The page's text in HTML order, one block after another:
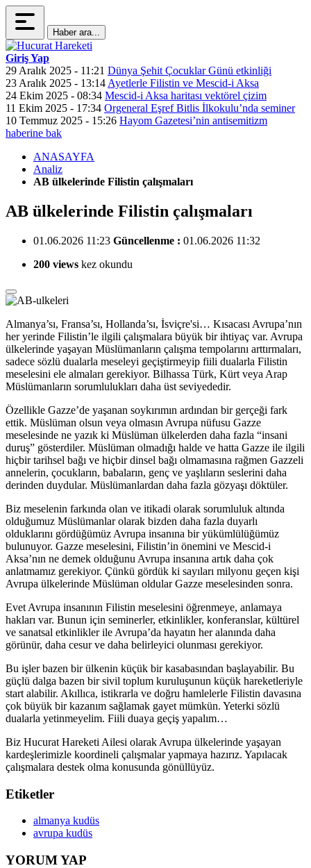
Haber ara...
Giriş Yap
29 Aralık 2025 - 11:21 Dünya Şehit Çocuklar Günü etkinliği
23 Aralık 2025 - 13:14 Ayetlerle Filistin ve Mescid-i Aksa
24 Ekim 2025 - 08:34 Mescid-i Aksa haritası vektörel çizim
11 Ekim 2025 - 17:34 Orgeneral Eşref Bitlis İlkokulu’nda seminer
10 Temmuz 2025 - 15:26 Hayom Gazetesi’nin antisemitizm
haberine bak
ANASAYFA
Analiz
AB ülkelerinde Filistin çalışmaları
AB ülkelerinde Filistin çalışmaları
01.06.2026 11:23 Güncellenme : 01.06.2026 11:32
200 views kez okundu
Almanya’sı, Fransa’sı, Hollanda’sı, İsviçre'si… Kısacası Avrupa’nın
her yerinde Filistin’le ilgili çalışmalara büyük bir ihtiyaç var. Avrupa
ülkelerinde yaşayan Müslümanların çalışma tempolarını arttırmaları,
sadece sözlü dualarla meseleyi geçiştirmeyip fiili dualarla Filistin
meselesini ele almaları gerekiyor. Bilhassa Türk, Kürt veya Arap
Müslümanların sorumlulukları daha üst seviyededir.
Özellikle Gazze’de yaşanan soykırımın ardından bir gerçeği fark
ettik. Müslüman olsun veya olmasın Avrupa nüfusu Gazze
meselesinde ne yazık ki Müslüman ülkelerden daha fazla “insani
duruş” gösterdiler. Müslüman olmadığı halde ve hatta Gazze ile ilgili
hiçbir tarihsel bağı ve hiçbir dinsel bağı olmamasına rağmen Gazzeli
annelerin, çocukların, babaların, genç ve yaşlıların seslerini daha
derinden duydular. Müslümanlardan daha fazla gözyaşı döktüler.
Biz meselenin farkında olan ve itikadi olarak sorumluluk altında
olduğumuz Müslümanlar olarak bizden daha fazla duyarlı
olduklarını gördüğümüz Avrupa insanına bir yükümlülüğümüz
bulunuyor. Gazze meselesini, Filistin’in önemini ve Mescid-i
Aksa’nın ne demek olduğunu Avrupa insanına artık daha çok
anlatmamız gerekiyor. Çünkü gördük ki sayıları milyonu geçen kişi
Avrupa ülkelerinde Müslüman oldular Gazze meselesinden sonra.
Evet Avrupa insanının Filistin meselesini öğrenmeye, anlamaya
hakları var. Bunun için seminerler, etkinlikler, konferanslar, kültürel
ve sanatsal etkinlikler ile Avrupa’da hayatın her alanında daha
görünür, daha cesur ve daha belirleyici olunması gerekiyor.
Bu işler bazen bir ülkenin küçük bir kasabasından başlayabilir. Bu
güçlü dalga bazen bir sivil toplum kuruluşunun küçük hareketleriyle
start alabilir. Akıllıca, istikrarla ve doğru hamlelerle Filistin davasına
çok büyük bir kazanım sağlamak gayet mümkün. Yeterki sözlü
dualarla yetinmeyelim. Fiili duaya geçiş yapalım…
Biz Hucurat Hareketi Ailesi olarak Avrupa ülkelerinde yaşayan
kardeşlerimizle koordineli çalışmalar yapmaya hazırız. Yapılacak
çalışmalara destek olma konusunda gönüllüyüz.
Etiketler
almanya kudüs
avrupa kudüs
YORUM YAP